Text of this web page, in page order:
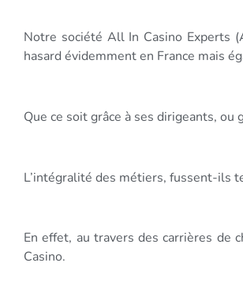
Notre société All In Casino Experts
hasard évidemment en France mais
Que ce soit grâce à ses dirigeants, ou
L’intégralité des métiers, fussent-ils
En effet, au travers des carrières de
Casino.